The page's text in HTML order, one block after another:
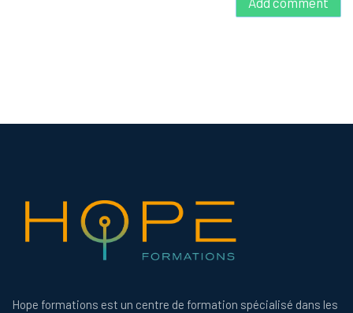
Hope formations est un centre de formation spécialisé dans les